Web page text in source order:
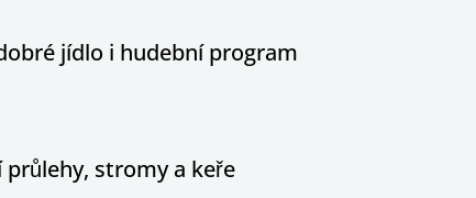
jídlo i hudební program
stromy a keře